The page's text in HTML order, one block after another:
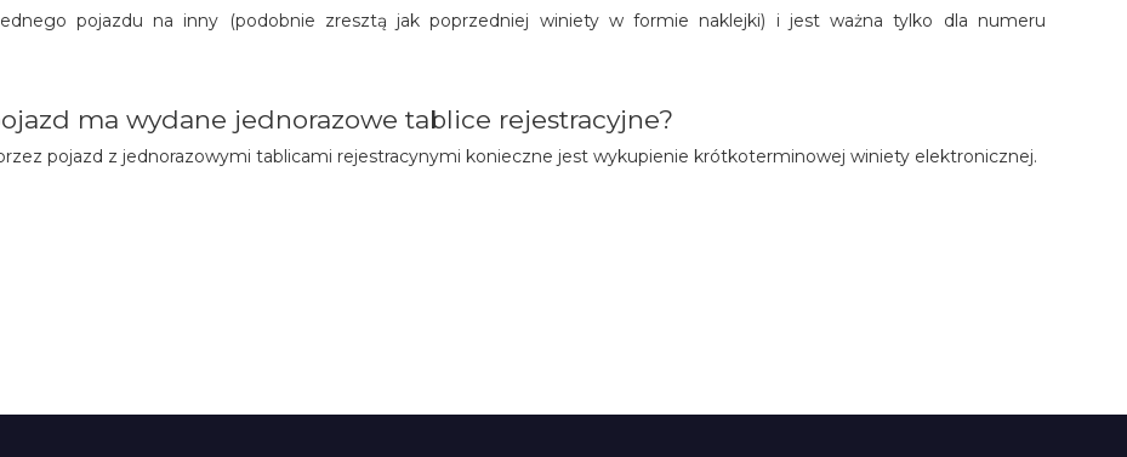
pojazdu na inny (podobnie zresztą jak poprzedniej winiety w formie naklejki) i jest ważna tylko dla numeru
ma wydane jednorazowe tablice rejestracyjne?
pojazd z jednorazowymi tablicami rejestracynymi konieczne jest wykupienie krótkoterminowej winiety elektronicznej.